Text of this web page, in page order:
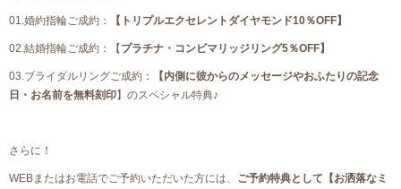
01.婚約指輪ご成約： 【トリプルエクセレントダイヤモンド10％OFF】
02.結婚指輪ご成約：【プラチナ・コンビマリッジリング5％OFF】
03.ブライダルリングご成約：
【内側に彼からのメッセージやおふたりの記念
日・お名前を無料刻印】のスペシャル特典♪
さらに！
WEBまたはお電話でご予約いただいた方には、 ご予約特典として【お洒落なミ